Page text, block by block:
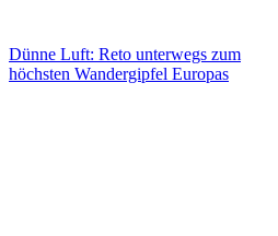
Dünne Luft: Reto unterwegs zum
höchsten Wandergipfel Europas